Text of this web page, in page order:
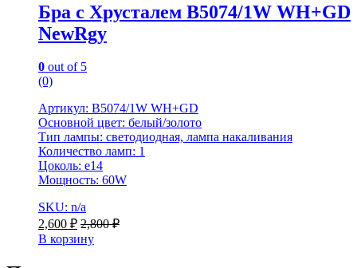
Бра с Хрусталем B5074/1W WH+GD
NewRgy
0 out of 5
(0)
Артикул: B5074/1W WH+GD
Основной цвет: белый/золото
Тип лампы: светодиодная, лампа накаливания
Количество ламп: 1
Цоколь: e14
Мощность: 60W
SKU: n/a
2,600 ₽ 2,800₽
В корзину